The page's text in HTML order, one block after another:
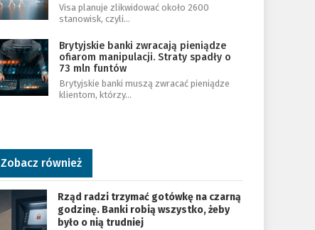
Visa planuje zlikwidować około 2600
stanowisk, czyli…
Brytyjskie banki zwracają pieniądze
ofiarom manipulacji. Straty spadły o
73 mln funtów
Brytyjskie banki muszą zwracać pieniądze
klientom, którzy…
Zobacz również
Rząd radzi trzymać gotówkę na czarną
godzinę. Banki robią wszystko, żeby
było o nią trudniej